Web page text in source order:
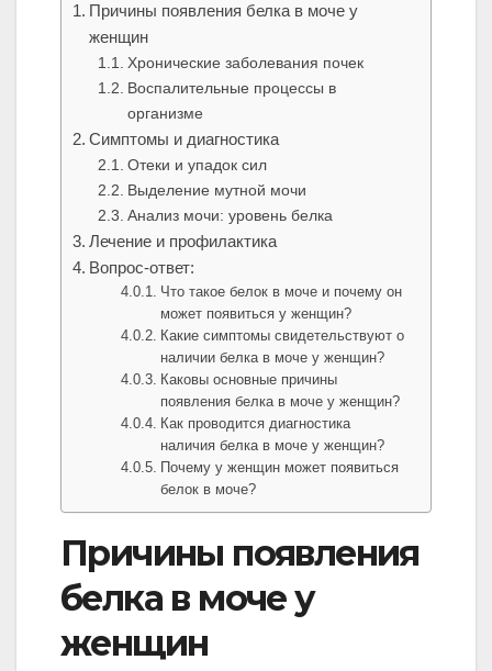
Причины появления белка в моче у
женщин
Хронические заболевания почек
Воспалительные процессы в
организме
Симптомы и диагностика
Отеки и упадок сил
Выделение мутной мочи
Анализ мочи: уровень белка
Лечение и профилактика
Вопрос-ответ:
Что такое белок в моче и почему он
может появиться у женщин?
Какие симптомы свидетельствуют о
наличии белка в моче у женщин?
Каковы основные причины
появления белка в моче у женщин?
Как проводится диагностика
наличия белка в моче у женщин?
Почему у женщин может появиться
белок в моче?
Причины появления
белка в моче у
женщин